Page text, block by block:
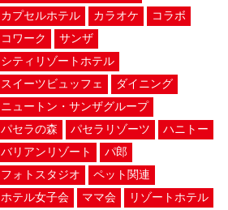
カプセルホテル
カラオケ
コラボ
コワーク
サンザ
シティリゾートホテル
スイーツビュッフェ
ダイニング
ニュートン・サンザグループ
パセラの森
パセラリゾーツ
ハニトー
バリアンリゾート
パ郎
フォトスタジオ
ペット関連
ホテル女子会
ママ会
リゾートホテル